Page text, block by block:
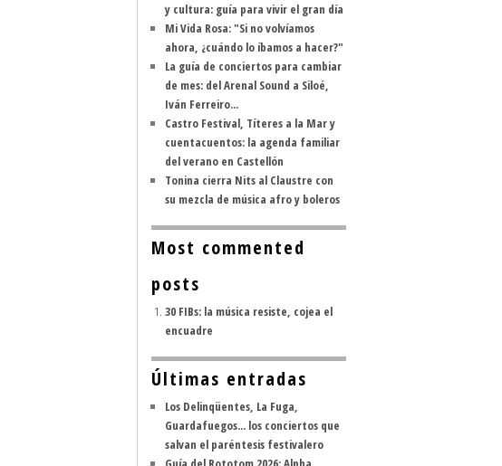
y cultura: guía para vivir el gran día
Mi Vida Rosa: "Si no volvíamos
ahora, ¿cuándo lo íbamos a hacer?"
La guía de conciertos para cambiar
de mes: del Arenal Sound a Siloé,
Iván Ferreiro...
Castro Festival, Títeres a la Mar y
cuentacuentos: la agenda familiar
del verano en Castellón
Tonina cierra Nits al Claustre con
su mezcla de música afro y boleros
Most commented
posts
30 FIBs: la música resiste, cojea el
encuadre
Últimas entradas
Los Delinqüentes, La Fuga,
Guardafuegos... los conciertos que
salvan el paréntesis festivalero